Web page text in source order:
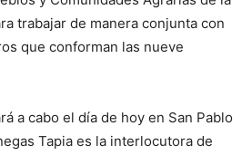
trabajar de manera conjunta con
que conforman las nueve
a cabo el día de hoy en San Pablo
Tapia es la interlocutora de